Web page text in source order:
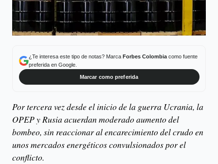
¿Te interesa este tipo de notas? Marca Forbes Colombiacomo fuente
preferida en Google.
Marcar como preferida
Por tercera vez desde el inicio de la guerra Ucrania, la
OPEP y Rusia acuerdan moderado aumento del
bombeo, sin reaccionar al encarecimiento del crudo en
unos mercados energéticos convulsionados por el
conflicto.